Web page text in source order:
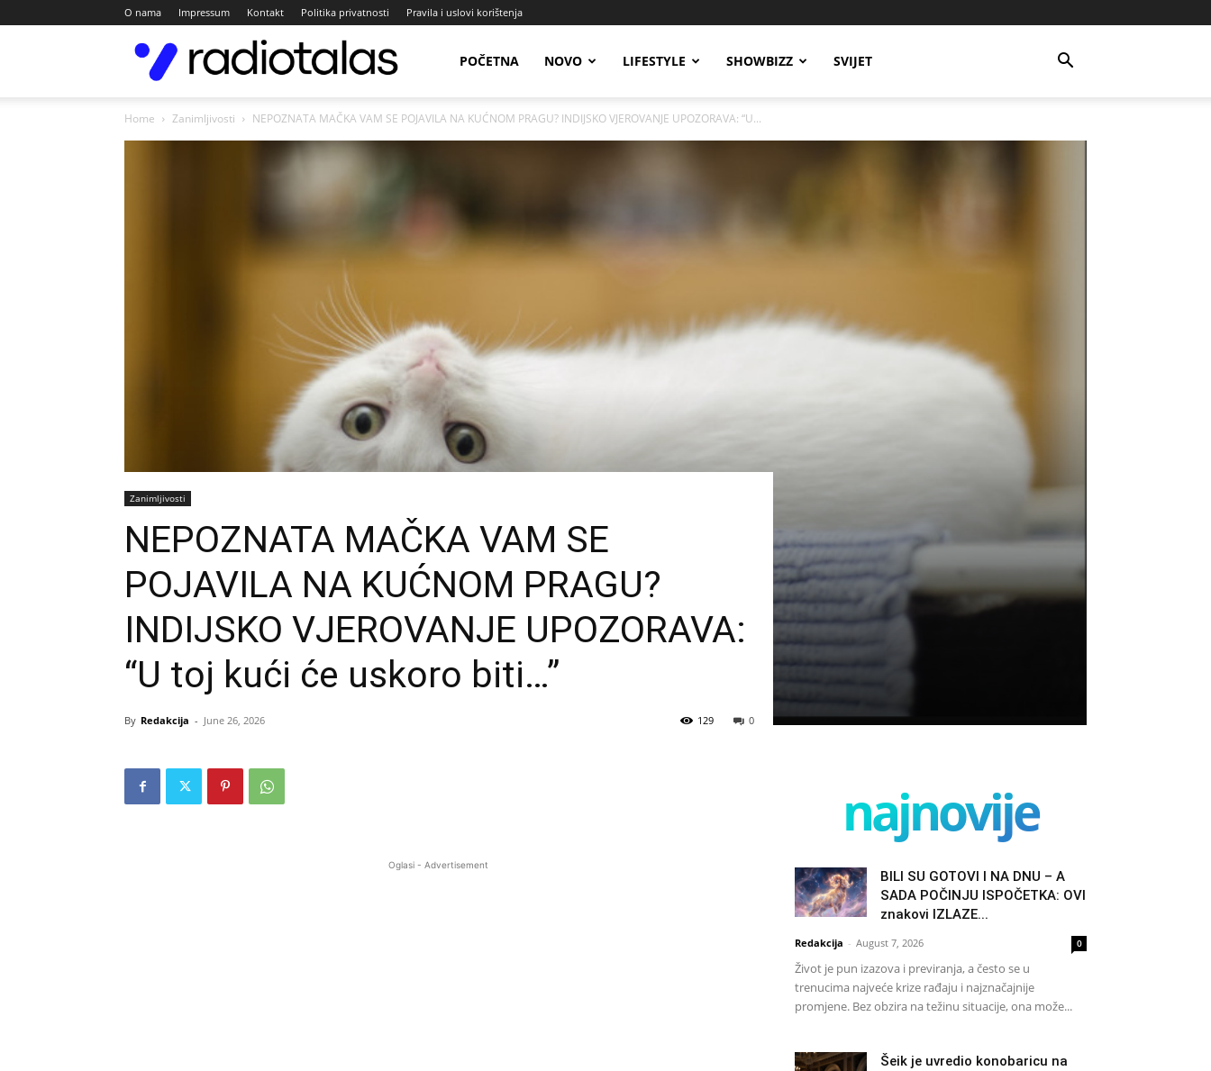
O nama Impressum Kontakt Politika privatnosti Pravila i uslovi korištenja
POČETNA NOVO LIFESTYLE SHOWBIZZ SVIJET
Home Zanimljivosti NEPOZNATA MAČKA VAM SE POJAVILA NA KUĆNOM PRAGU? INDIJSKO VJEROVANJE UPOZORAVA: “U...
Zanimljivosti
NEPOZNATA MAČKA VAM SE
POJAVILA NA KUĆNOM PRAGU?
INDIJSKO VJEROVANJE UPOZORAVA:
“U toj kući će uskoro biti…”
By Redakcija - June 26, 2026 0
129
Oglasi - Advertisement
najnovije
BILI SU GOTOVI I NA DNU – A
SADA POČINJU ISPOČETKA: OVI
znakovi IZLAZE...
Redakcija - August 7, 2026 0
Život je pun izazova i previranja, a često se u
trenucima najveće krize rađaju i najznačajnije
promjene. Bez obzira na težinu situacije, ona može...
Šeik je uvredio konobaricu na